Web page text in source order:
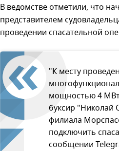
В ведомстве отметили, что
представителем
проведении спасательной
"К месту
мощностью 4 МВт
буксир "Николай
филиала
подключить
сообщении